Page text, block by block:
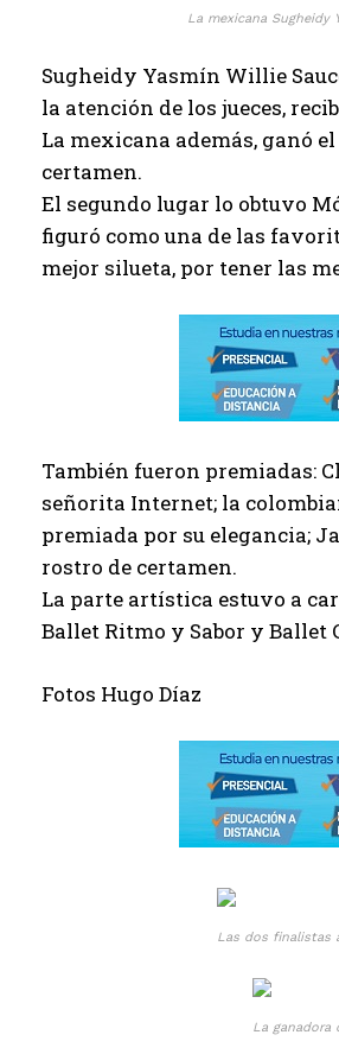
La mexicana Sugheidy
Sugheidy Yasmín Willie
la atención de los jueces,
La mexicana además, ganó
certamen.
El segundo lugar lo obtuvo
figuró como una de las
mejor silueta, por tener las
También fueron premiadas:
señorita Internet; la
premiada por su elegancia;
rostro de certamen.
La parte artística estuvo a
Ballet Ritmo y Sabor y Ballet
Fotos Hugo Díaz
Las dos finalistas
La ganadora